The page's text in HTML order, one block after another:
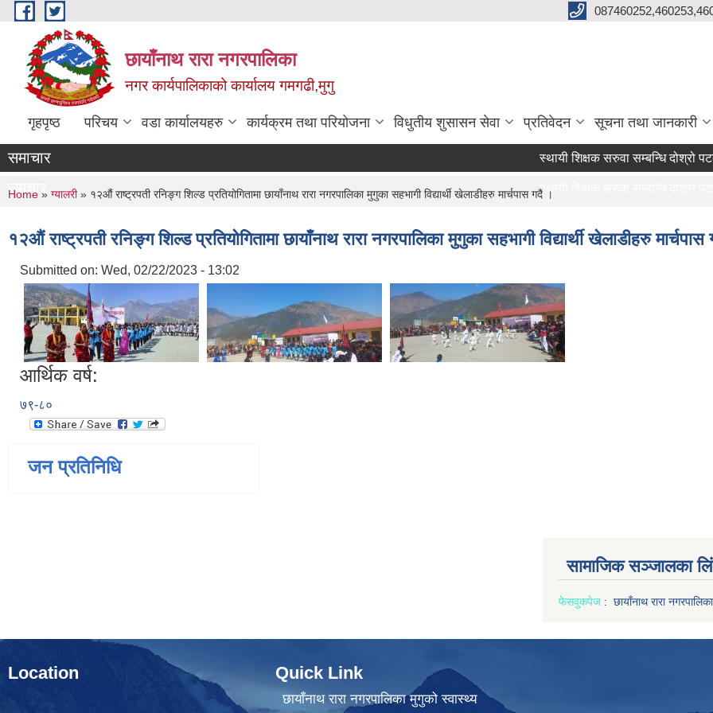
Skip to main content
छायाँनाथ रारा नगरपालिका
नगर कार्यपालिकाको कार्यालय गमगढी,मुगु
गृहपृष्ठ परिचय वडा कार्यालयहरु कार्यक्रम तथा परियोजना विधुतीय शुसासन सेवा प्रतिवेदन सूचना तथा जानकारी
समाचार स्थायी शिक्षक सरुवा सम्बन्धि दोश्रो
समचार स्थायी शिक्षक सरुवा सम्बन्धि दोश्रो पटक
You are here
Home » ग्यालरी» १२औं राष्ट्रपती रनिङ्ग शिल्ड प्रतियोगितामा छायाँनाथ रारा नगरपालिका मुगुका सहभागी विद्यार्थी खेलाडीहरु मार्चपास गर्दै ।
१२औं राष्ट्रपती रनिङ्ग शिल्ड प्रतियोगितामा छायाँनाथ रारा नगरपालिका मुगुका सहभागी विद्यार्थी खेलाडीहरु मार्चपास
Submitted on: Wed, 02/22/2023 - 13:02
आर्थिक वर्ष:
७९-८०
जन प्रतिनिधि
सामाजिक सञ्जालका
फेसवुकपेज : छायाँनाथ रारा
Location Quick Link
छायाँनाथ रारा नगरपालिका मुगुको स्वास्थ्य